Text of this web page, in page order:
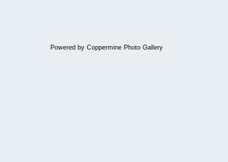
Powered by Coppermine Photo Gallery